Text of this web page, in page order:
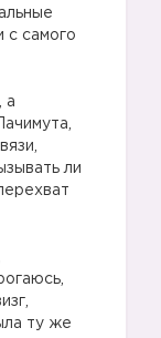
с самого
а
ли
ту же